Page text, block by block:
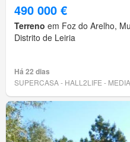
490 000 €
Terreno em Foz do Arelho,
Distrito de Leiria
Há 22 dias